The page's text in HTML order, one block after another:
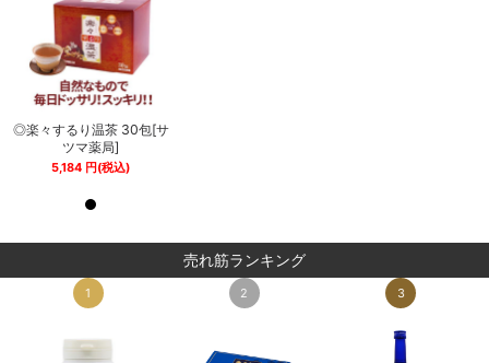
◎楽々するり温茶 30包[サ
ツマ薬局]
5,184 円 (税込)
売れ筋ランキング
1 2 3